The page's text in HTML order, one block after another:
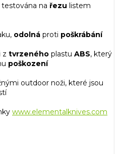
na řezu listem
odolná proti poškrábání
z tvrzeného plastu ABS, který
poškození
outdoor noži, které jsou
www.elementalknives.com